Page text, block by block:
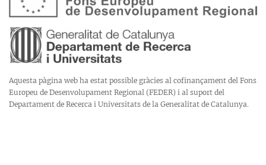
Aquesta pàgina web ha estat possible gràcies al cofinançament del Fons
Europeu de Desenvolupament Regional (FEDER) i al suport del
Departament de Recerca i Universitats de la Generalitat de Catalunya.